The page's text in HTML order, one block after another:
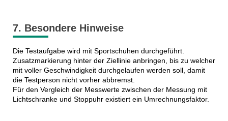
7. Besondere Hinweise
Die Testaufgabe wird mit Sportschuhen durchgeführt.
Zusatzmarkierung hinter der Ziellinie anbringen, bis zu welcher
mit voller Geschwindigkeit durchgelaufen werden soll, damit
die Testperson nicht vorher abbremst.
Für den Vergleich der Messwerte zwischen der Messung mit
Lichtschranke und Stoppuhr existiert ein Umrechnungsfaktor.